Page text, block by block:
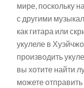
мире, поскольку
с другими
как гитара или
укулеле в
производить
вы хотите найти
можете